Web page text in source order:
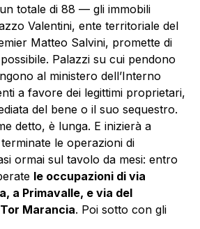
totale di 88 — gli immobili
Valentini, ente territoriale del
Matteo Salvini, promette di
Palazzi su cui pendono
al ministero dell’Interno
a favore dei legittimi proprietari,
del bene o il suo sequestro.
detto, è lunga. E inizierà a
le operazioni di
ormai sul tavolo da mesi: entro
le occupazioni di via
a Primavalle, e via del
Marancia. Poi sotto con gli